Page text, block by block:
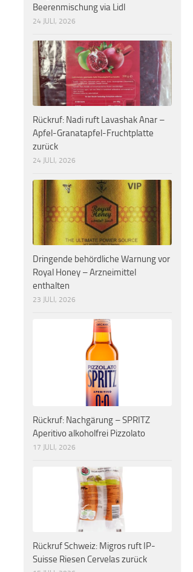
Beerenmischung via Lidl
24 JULI, 2026
Rückruf: Nadi ruft Lavashak Anar –
Apfel-Granatapfel-Fruchtplatte
zurück
24 JULI, 2026
Dringende behördliche Warnung vor
Royal Honey – Arzneimittel
enthalten
23 JULI, 2026
Rückruf: Nachgärung – SPRITZ
Aperitivo alkoholfrei Pizzolato
17 JULI, 2026
Rückruf Schweiz: Migros ruft IP-
Suisse Riesen Cervelas zurück